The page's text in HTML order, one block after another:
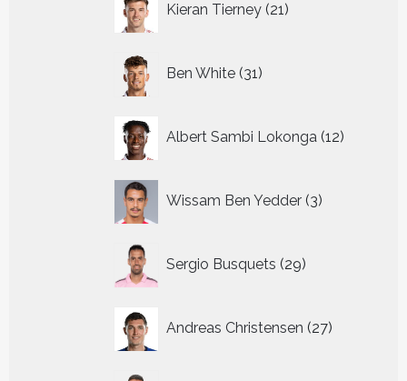
Kieran Tierney 21
producten
Ben White 31
producten
Albert Sambi Lokonga 12
Wissam Ben Yedder 3
producten
Sergio Busquets 29
producten
Andreas Christensen 27
producten